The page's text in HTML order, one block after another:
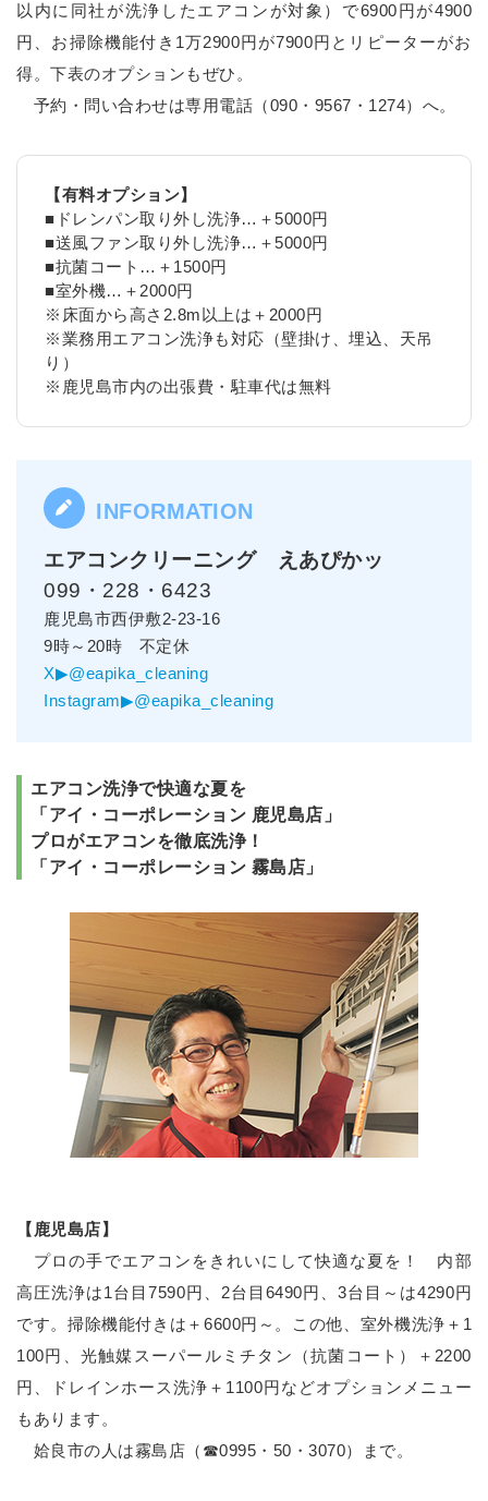
以内に同社が洗浄したエアコンが対象）で6900円が4900
円、お掃除機能付き1万2900円が7900円とリピーターがお
得。下表のオプションもぜひ。
予約・問い合わせは専用電話（090・9567・1274）へ。
【有料オプション】
■ドレンパン取り外し洗浄…＋5000円
■送風ファン取り外し洗浄…＋5000円
■抗菌コート…＋1500円
■室外機…＋2000円
※床面から高さ2.8m以上は＋2000円
※業務用エアコン洗浄も対応（壁掛け、埋込、天吊
り）
※鹿児島市内の出張費・駐車代は無料
エアコンクリーニング えあぴかッ
099・228・6423
鹿児島市西伊敷2-23-16
9時～20時 不定休
X▶@eapika_cleaning
Instagram▶@eapika_cleaning
エアコン洗浄で快適な夏を
「アイ・コーポレーション 鹿児島店」
プロがエアコンを徹底洗浄！
「アイ・コーポレーション 霧島店」
【鹿児島店】
プロの手でエアコンをきれいにして快適な夏を！ 内部
高圧洗浄は1台目7590円、2台目6490円、3台目～は4290円
です。掃除機能付きは＋6600円～。この他、室外機洗浄＋1
100円、光触媒スーパールミチタン（抗菌コート）＋2200
円、ドレインホース洗浄＋1100円などオプションメニュー
もあります。
姶良市の人は霧島店（☎0995・50・3070）まで。